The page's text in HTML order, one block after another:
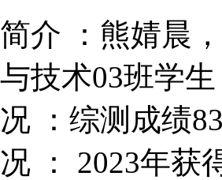
介 ：熊婧晨
技术03班学
：综测成绩
： 2023年获